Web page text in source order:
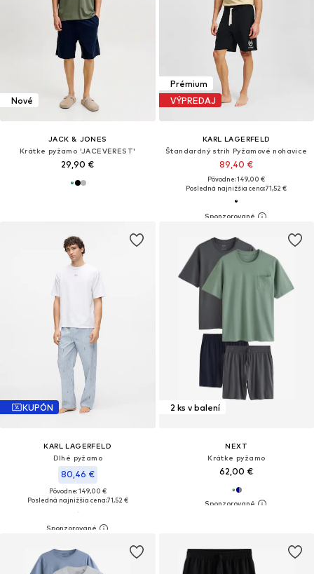
Nové
JACK & JONES
Krátke pyžamo 'JACEVEREST'
29,90 €
Prémium
VÝPREDAJ
KARL LAGERFELD
Štandardný strih Pyžamové nohavice
89,40 €
Pôvodne: 149,00 €
Posledná najnižšia cena:71,52 €
KUPÓN
KARL LAGERFELD
Dlhé pyžamo
80,46 €
Pôvodne: 149,00 €
Posledná najnižšia cena:71,52 €
2 ks v balení
NEXT
Krátke pyžamo
62,00 €